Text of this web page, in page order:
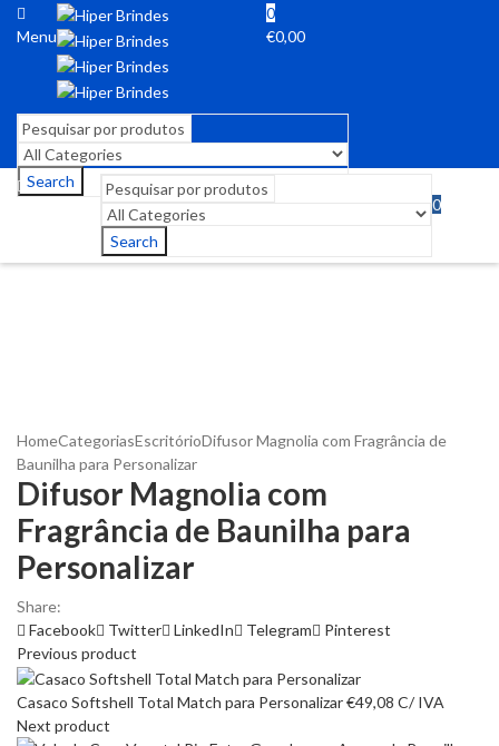
Menu
0
€0,00
Search
Search
0
HomeCategoriasEscritórioDifusor Magnolia com Fragrância de
Baunilha para Personalizar
Difusor Magnolia com
Fragrância de Baunilha para
Personalizar
Share:
Facebook
Twitter LinkedIn Telegram
Pinterest
Previous product
Casaco Softshell Total Match para Personalizar€49,08 C/ IVA
Next product